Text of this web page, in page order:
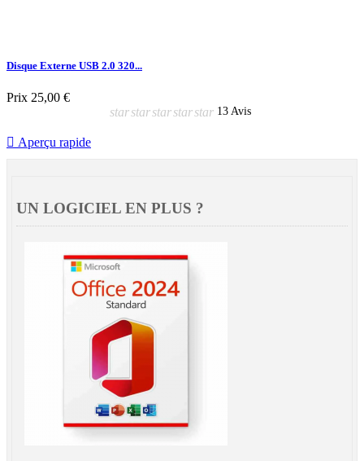
Disque Externe USB 2.0 320...
Prix 25,00 €
starstarstarstarstar 13 Avis
 Aperçu rapide
UN LOGICIEL EN PLUS ?